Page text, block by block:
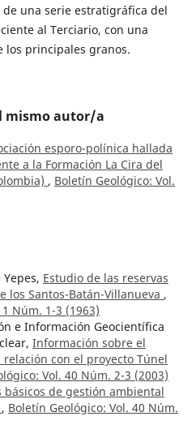
una serie estratigráfica del
al Terciario, con una
los principales granos.
mismo autor/a
esporo-polínica hallada
a la Formación La Cira del
, Boletín Geológico: Vol.
Estudio de las reservas
los Santos-Batán-Villanueva ,
Núm. 1-3 (1963)
e Información Geocientífica
Información sobre el
con el proyecto Túnel
Vol. 40 Núm. 2-3 (2003)
básicos de gestión ambiental
, Boletín Geológico: Vol. 40 Núm.